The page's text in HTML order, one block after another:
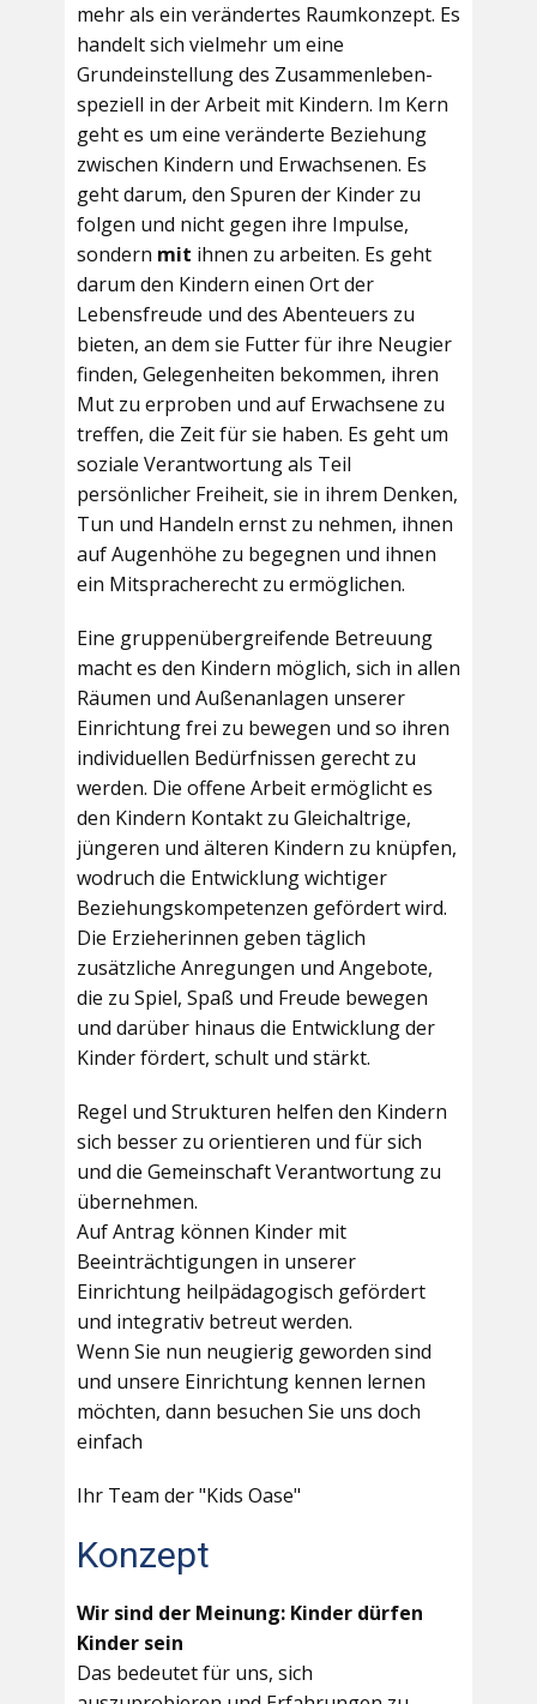
mehr als ein verändertes Raumkonzept. Es
handelt sich vielmehr um eine
Grundeinstellung des Zusammenleben-
speziell in der Arbeit mit Kindern. Im Kern
geht es um eine veränderte Beziehung
zwischen Kindern und Erwachsenen. Es
geht darum, den Spuren der Kinder zu
folgen und nicht gegen ihre Impulse,
sondern mit ihnen zu arbeiten. Es geht
darum den Kindern einen Ort der
Lebensfreude und des Abenteuers zu
bieten, an dem sie Futter für ihre Neugier
finden, Gelegenheiten bekommen, ihren
Mut zu erproben und auf Erwachsene zu
treffen, die Zeit für sie haben. Es geht um
soziale Verantwortung als Teil
persönlicher Freiheit, sie in ihrem Denken,
Tun und Handeln ernst zu nehmen, ihnen
auf Augenhöhe zu begegnen und ihnen
ein Mitspracherecht zu ermöglichen.
Eine gruppenübergreifende Betreuung
macht es den Kindern möglich, sich in allen
Räumen und Außenanlagen unserer
Einrichtung frei zu bewegen und so ihren
individuellen Bedürfnissen gerecht zu
werden. Die offene Arbeit ermöglicht es
den Kindern Kontakt zu Gleichaltrige,
jüngeren und älteren Kindern zu knüpfen,
wodruch die Entwicklung wichtiger
Beziehungskompetenzen gefördert wird.
Die Erzieherinnen geben täglich
zusätzliche Anregungen und Angebote,
die zu Spiel, Spaß und Freude bewegen
und darüber hinaus die Entwicklung der
Kinder fördert, schult und stärkt.
Regel und Strukturen helfen den Kindern
sich besser zu orientieren und für sich
und die Gemeinschaft Verantwortung zu
übernehmen.
Auf Antrag können Kinder mit
Beeinträchtigungen in unserer
Einrichtung heilpädagogisch gefördert
und integrativ betreut werden.
Wenn Sie nun neugierig geworden sind
und unsere Einrichtung kennen lernen
möchten, dann besuchen Sie uns doch
einfach
Ihr Team der "Kids Oase"
Konzept
Wir sind der Meinung: Kinder dürfen
Kinder sein
Das bedeutet für uns, sich